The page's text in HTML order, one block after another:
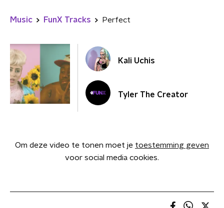
Music FunX Tracks Perfect
Kali Uchis
Tyler The Creator
Om deze video te tonen moet je toestemming geven
voor social media cookies.